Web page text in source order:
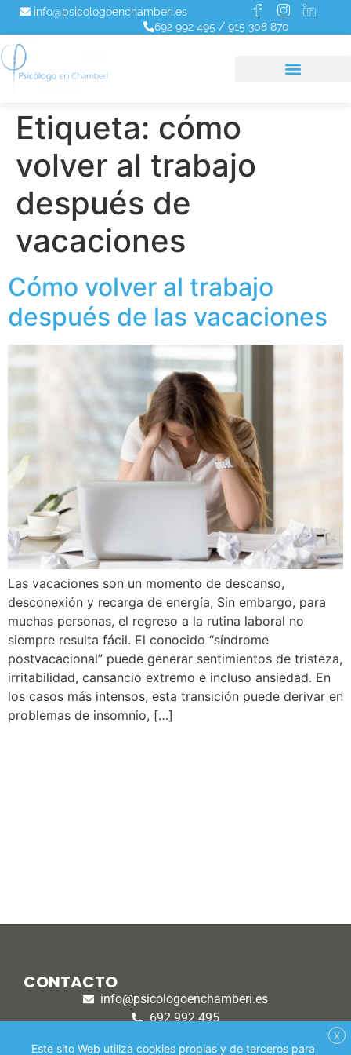
info@psicologoenchamberi.es
692 992 495 / 915 308 870
Etiqueta: cómo
volver al trabajo
después de
vacaciones
Cómo volver al trabajo
después de las vacaciones
Las vacaciones son un momento de descanso,
desconexión y recarga de energía, Sin embargo, para
muchas personas, el regreso a la rutina laboral no
siempre resulta fácil. El conocido “síndrome
postvacacional” puede generar sentimientos de tristeza,
irritabilidad, cansancio extremo e incluso ansiedad. En
los casos más intensos, esta transición puede derivar en
problemas de insomnio, […]
CONTACTO
info@psicologoenchamberi.es
692 992 495
1ª SESIÓN
X
Este sito Web utiliza cookies propias y de terceros para